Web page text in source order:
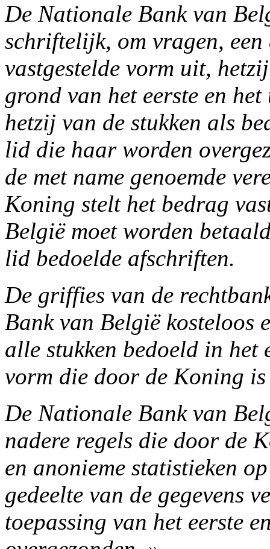
De Nationale Bank van
schriftelijk, om vragen,
vastgestelde vorm uit,
grond van het eerste en
hetzij van de stukken als
lid die haar worden
de met name genoemde
Koning stelt het bedrag
België moet worden
lid bedoelde afschriften.
De griffies van de
Bank van België kosteloos
alle stukken bedoeld in het
vorm die door de Koning is
De Nationale Bank van
nadere regels die door de
en anonieme statistieken
gedeelte van de gegevens
toepassing van het eerste